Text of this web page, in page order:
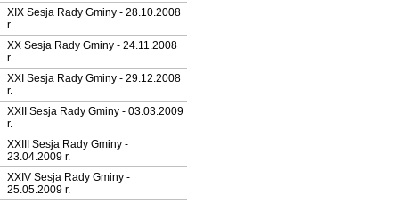
XIX Sesja Rady Gminy - 28.10.2008
r.
XX Sesja Rady Gminy - 24.11.2008
r.
XXI Sesja Rady Gminy - 29.12.2008
r.
XXII Sesja Rady Gminy - 03.03.2009
r.
XXIII Sesja Rady Gminy -
23.04.2009 r.
XXIV Sesja Rady Gminy -
25.05.2009 r.